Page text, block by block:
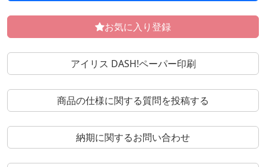
お気に入り登録
アイリス DASH!ペーパー印刷
商品の仕様に関する質問を投稿する
納期に関するお問い合わせ